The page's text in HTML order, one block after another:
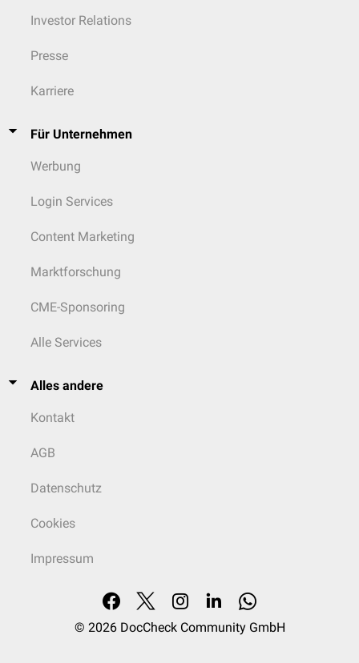
Investor Relations
Presse
Karriere
Für Unternehmen
Werbung
Login Services
Content Marketing
Marktforschung
CME-Sponsoring
Alle Services
Alles andere
Kontakt
AGB
Datenschutz
Cookies
Impressum
© 2026 DocCheck Community GmbH